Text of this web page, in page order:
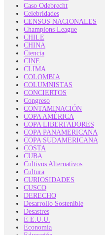
Caso Odebrecht
Celebridades
CENSOS NACIONALES
Champions League
CHILE
CHINA
Ciencia
CINE
CLIMA
COLOMBIA
COLUMNISTAS
CONCIERTOS
Congreso
CONTAMINACIÓN
COPA AMÉRICA
COPA LIBERTADORES
COPA PANAMERICANA
COPA SUDAMERICANA
COSTA
CUBA
Cultivos Alternativos
Cultura
CURIOSIDADES
CUSCO
DERECHO
Desarrollo Sostenible
Desastres
E.E.U.U.
Economía